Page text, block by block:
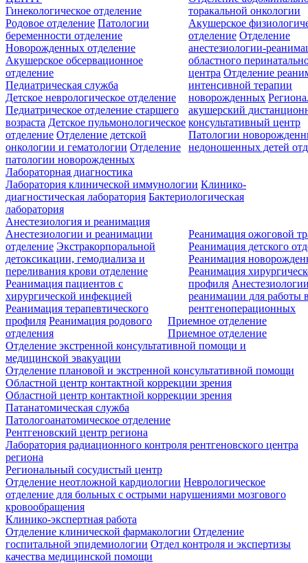
торакальной онкологии
Гинекологическое отделение
Родовое отделение Патологии
беременности отделение
Новорожденных отделение
Акушерское обсервационное
отделение
Акушерское
отделение Отделение
анестезиологии-
областного
центра Отделение
интенсивной терапии
новорожденных
акушерский
консультативный центр
Патологии
недоношенных детей
Педиатрическая служба
Детское неврологическое отделение
Педиатрическое отделение старшего
возраста Детское пульмонологическое
отделение Отделение детской
онкологии и гематологии Отделение
патологии новорожденных
Лабораторная диагностика
Лаборатория клинической иммунологии Клинико-
диагностическая лаборатория Бактериологическая
лаборатория
Анестезиология и реанимация
Анестезиологии и реанимации
отделение Экстракорпоральной
детоксикации, гемодиализа и
переливания крови отделение
Реанимация пациентов с
хирургической инфекцией
Реанимация терапевтического
профиля Реанимация родового
отделения
Реанимация ожоговой
Реанимация детского
Реанимация
Реанимация
профиля
реанимации для работы
рентгеноперационных
Приемное отделение
Приемное отделение
Отделение экстренной консультативной помощи и
медицинской эвакуации
Отделение плановой и экстренной консультативной помощи
Областной центр контактной коррекции зрения
Областной центр контактной коррекции зрения
Патанатомическая служба
Патологоанатомическое отделение
Рентгеновский центр региона
Лаборатория радиационного контроля рентгеновского центра
региона
Региональный сосудистый центр
Отделение неотложной кардиологии Неврологическое
отделение для больных с острыми нарушениями мозгового
кровообращения
Клинико-экспертная работа
Отделение клинической фармакологии Отделение
госпитальной эпидемиологии Отдел контроля и экспертизы
качества медицинской помощи